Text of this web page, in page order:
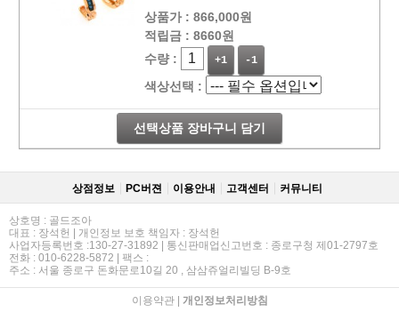
상품가 : 866,000원
적립금 : 8660원
수량 :
+1 -1
색상선택 :
선택상품 장바구니 담기
상점정보 PC버젼 이용안내 고객센터 커뮤니티
상호명 : 골드조아
대표 : 장석헌 | 개인정보 보호 책임자 : 장석헌
사업자등록번호 :130-27-31892 | 통신판매업신고번호 : 종로구청 제01-2797호
전화 : 010-6228-5872 | 팩스 :
주소 : 서울 종로구 돈화문로10길 20 , 삼삼쥬얼리빌딩 B-9호
이용약관| 개인정보처리방침